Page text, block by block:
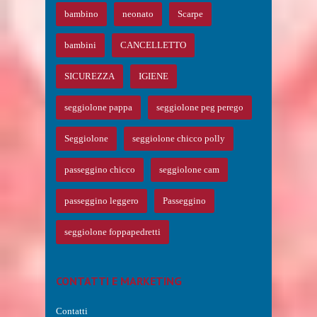
bambino neonato Scarpe
bambini CANCELLETTO
SICUREZZA IGIENE
seggiolone pappa seggiolone peg perego
Seggiolone seggiolone chicco polly
passeggino chicco seggiolone cam
passeggino leggero Passeggino
seggiolone foppapedretti
CONTATTI E MARKETING
Contatti